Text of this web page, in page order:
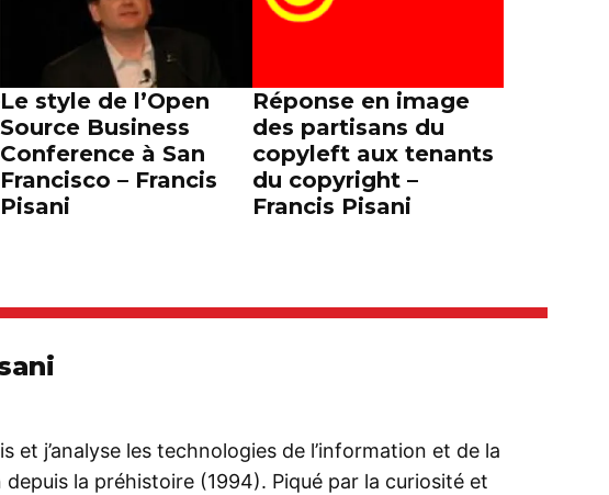
Le style de l’Open
Source Business
Conference à San
Francisco – Francis
Pisani
Réponse en image
des partisans du
copyleft aux tenants
du copyright –
Francis Pisani
et j’analyse les technologies de l’information et de la
la préhistoire (1994). Piqué par la curiosité et